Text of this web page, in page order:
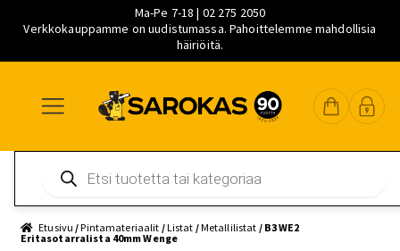
Ma-Pe 7-18 | 02 275 2050
Verkkokauppamme on uudistumassa. Pahoittelemme mahdollisia
häiriöitä.
navigointiin
sisältöön
pääsisältöön
search
Etusivu /Pintamateriaalit /Listat /Metallilistat / B3 WE2
Eritasotarralista 40mm Wenge